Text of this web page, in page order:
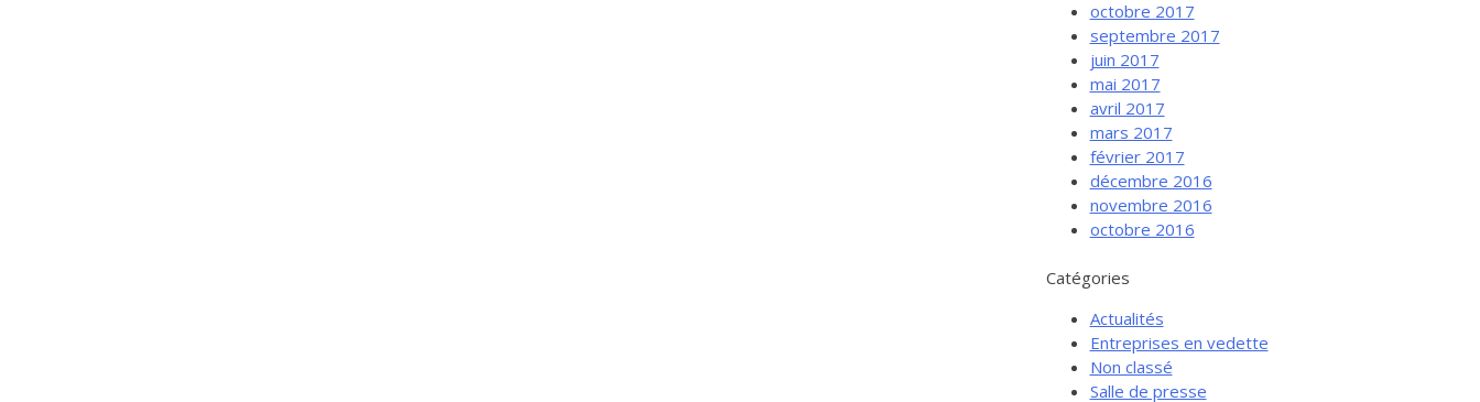
Services aux entreprises
Innovation / Productivité
Investir en Nouvelle-Beauce
Services-conseils – démarrage
octobre 2017
septembre 2017
juin 2017
mai 2017
avril 2017
mars 2017
février 2017
décembre 2016
novembre 2016
octobre 2016
Catégories
Actualités
Entreprises en vedette
Non classé
Salle de presse